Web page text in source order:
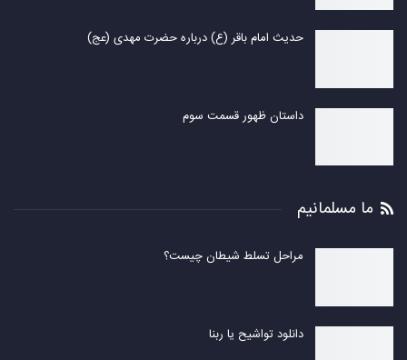
حدیث امام باقر (ع) درباره حضرت مهدی (عج)
داستان ظهور قسمت سوم
ما مسلمانیم
مراحل تسلط شیطان چیست؟
دانلود تواشیح یا ربنا